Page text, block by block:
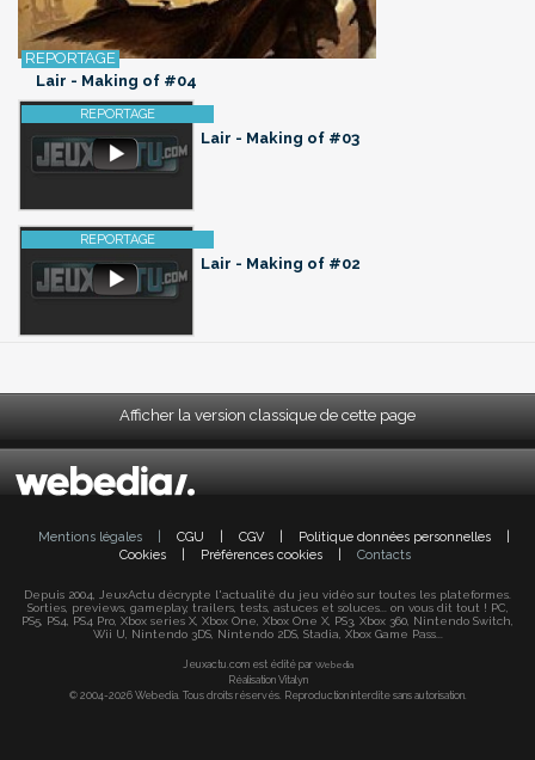
Lair - Making of #04
Lair - Making of #03
Lair - Making of #02
Afficher la version classique de cette page
Mentions légales CGU CGV Politique données personnelles
Cookies
Préférences cookies Contacts
Depuis 2004, JeuxActu décrypte l'actualité du jeu vidéo sur toutes les plateformes.
Sorties, previews, gameplay, trailers, tests, astuces et soluces... on vous dit tout ! PC,
PS5, PS4, PS4 Pro, Xbox series X, Xbox One, Xbox One X, PS3, Xbox 360, Nintendo Switch,
Wii U, Nintendo 3DS, Nintendo 2DS, Stadia, Xbox Game Pass...
Jeuxactu.com est édité par Webedia
Réalisation Vitalyn
© 2004-2026 Webedia. Tous droits réservés. Reproduction interdite sans autorisation.